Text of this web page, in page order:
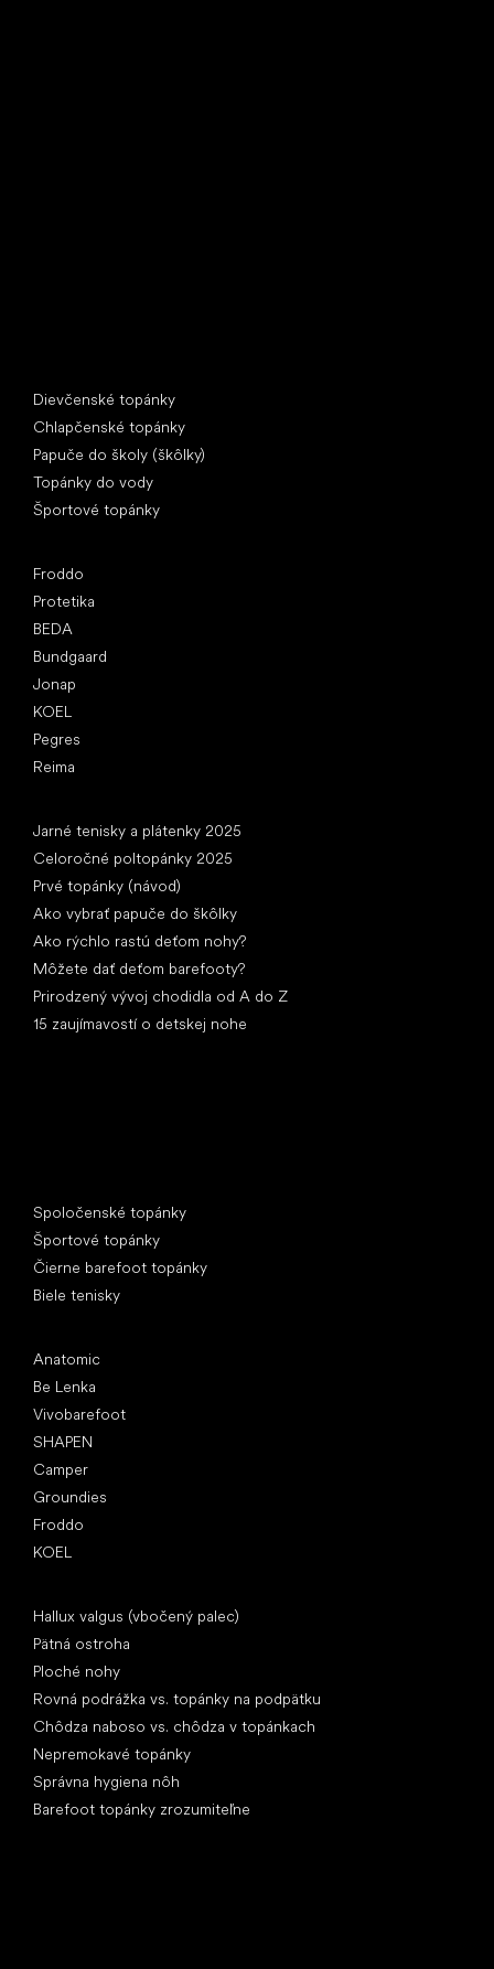
Dievčenské topánky
Chlapčenské topánky
Papuče do školy (škôlky)
Topánky do vody
Športové topánky
Froddo
Protetika
BEDA
Bundgaard
Jonap
KOEL
Pegres
Reima
Jarné tenisky a plátenky 2025
Celoročné poltopánky 2025
Prvé topánky (návod)
Ako vybrať papuče do škôlky
Ako rýchlo rastú deťom nohy?
Môžete dať deťom barefooty?
Prirodzený vývoj chodidla od A do Z
15 zaujímavostí o detskej nohe
Spoločenské topánky
Športové topánky
Čierne barefoot topánky
Biele tenisky
Anatomic
Be Lenka
Vivobarefoot
SHAPEN
Camper
Groundies
Froddo
KOEL
Hallux valgus (vbočený palec)
Pätná ostroha
Ploché nohy
Rovná podrážka vs. topánky na podpätku
Chôdza naboso vs. chôdza v topánkach
Nepremokavé topánky
Správna hygiena nôh
Barefoot topánky zrozumiteľne